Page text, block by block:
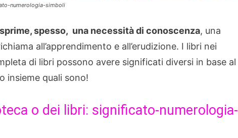
numerologia-simboli
spesso, una necessità di conoscenza, una
all’apprendimento e all’erudizione. I libri nei
di libri possono avere significati diversi in base al
insieme quali sono!
o dei libri: significato-numerologia-